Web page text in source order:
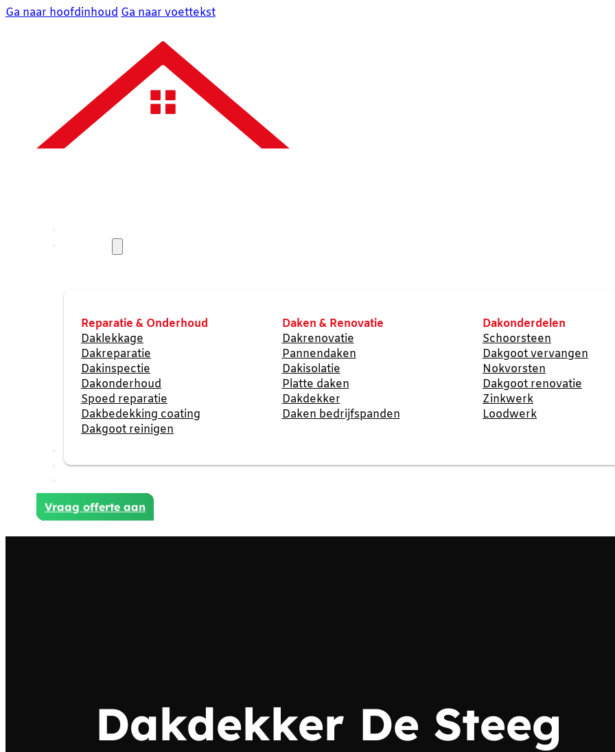
Ga naar hoofdinhoud Ga naar voettekst
Reparatie & Onderhoud
Daklekkage
Dakreparatie
Dakinspectie
Dakonderhoud
Spoed reparatie
Dakbedekking coating
Dakgoot reinigen
Daken & Renovatie
Dakrenovatie
Pannendaken
Dakisolatie
Platte daken
Dakdekker
Daken bedrijfspanden
Dakonderdelen
Schoorsteen
Dakgoot vervangen
Nokvorsten
Dakgoot renovatie
Zinkwerk
Loodwerk
Projecten
Vraag offerte aan
Dakdekker De Steeg